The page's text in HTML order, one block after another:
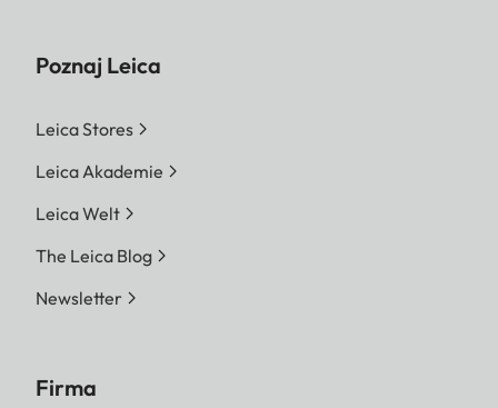
Poznaj Leica
Leica Stores
Leica Akademie
Leica Welt
The Leica Blog
Newsletter
Firma